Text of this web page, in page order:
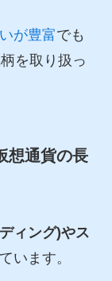
が豊富でも
を取り扱っ
想通貨の長
ィング)やス
います。